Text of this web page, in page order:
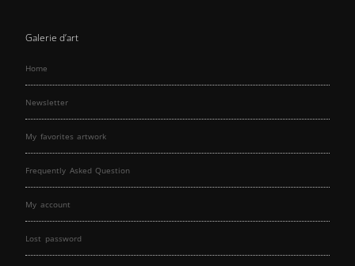
Galerie d’art
Home
Newsletter
My favorites artwork
Frequently Asked Question
My account
Lost password